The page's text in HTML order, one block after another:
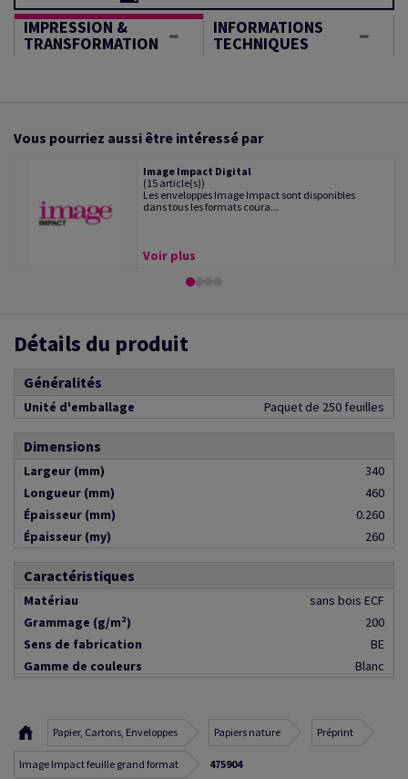
IMPRESSION &
TRANSFORMATION
INFORMATIONS
TECHNIQUES
Vous pourriez aussi être intéressé par
Image Impact Digital
(15 article(s))
Les enveloppes Image Impact sont disponibles
dans tous les formats coura...
Voir plus
Détails du produit
Généralités
Unité d'emballage Paquet de 250 feuilles
Dimensions
Largeur (mm)
340
Longueur (mm)
460
Épaisseur (mm)
0.260
Épaisseur (my)
260
Caractéristiques
Matériau
sans bois ECF
Grammage (g/m²)
200
Sens de fabrication
BE
Gamme de couleurs
Blanc
Papier, Cartons, Enveloppes Papiers nature Préprint
Image Impact feuille grand format 475904